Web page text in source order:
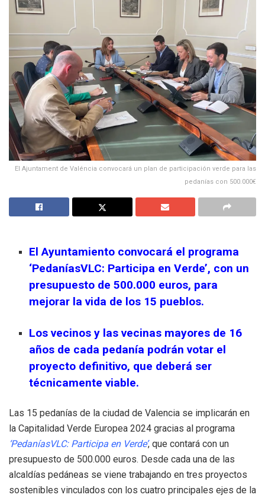
El Ajuntament de Valéncia convocará un plan de participación verde para las
pedanías con 500.000€
El Ayuntamiento convocará el programa
‘PedaníasVLC: Participa en Verde’, con un
presupuesto de 500.000 euros, para
mejorar la vida de los 15 pueblos.
Los vecinos y las vecinas mayores de 16
años de cada pedanía podrán votar el
proyecto definitivo, que deberá ser
técnicamente viable.
Las 15 pedanías de la ciudad de Valencia se implicarán en
la Capitalidad Verde Europea 2024 gracias al programa
‘PedaníasVLC: Participa en Verde’, que contará con un
presupuesto de 500.000 euros. Desde cada una de las
alcaldías pedáneas se viene trabajando en tres proyectos
sostenibles vinculados con los cuatro principales ejes de la